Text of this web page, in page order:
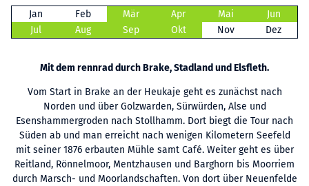
Jan Feb Mär Apr Mai
Jun
Jul
Aug Sep Okt Nov Dez
Mit dem rennrad durch Brake, Stadland und Elsfleth.
Vom Start in Brake an der Heukaje geht es zunächst nach
Norden und über Golzwarden, Sürwürden, Alse und
Esenshammergroden nach Stollhamm. Dort biegt die Tour nach
Süden ab und man erreicht nach wenigen Kilometern Seefeld
mit seiner 1876 erbauten Mühle samt Café. Weiter geht es über
Reitland, Rönnelmoor, Mentzhausen und Barghorn bis Moorriem
durch Marsch- und Moorlandschaften. Von dort über Neuenfelde